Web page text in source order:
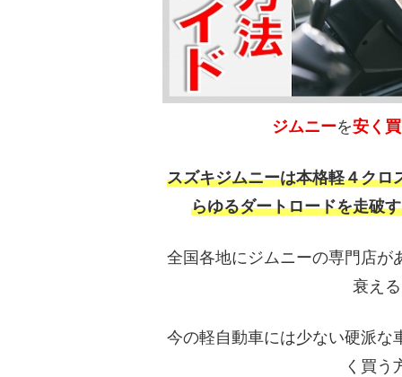
ジムニーを安く
スズキジムニーは本格軽４クロ
らゆるダートロードを走破
全国各地にジムニーの専門店が
衰え
今の軽自動車には少ない硬派な
く買う